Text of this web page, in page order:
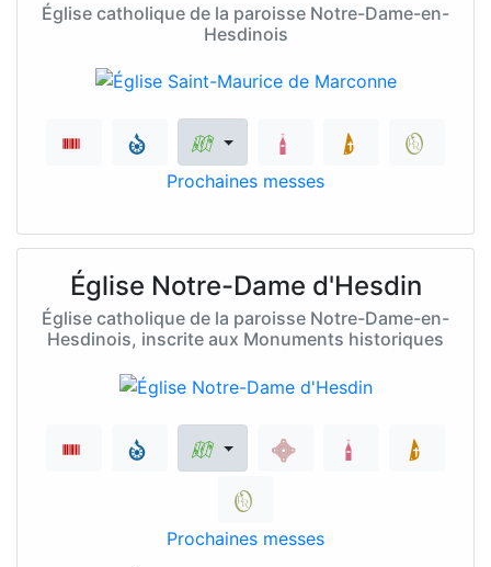
Église catholique de la paroisse Notre-Dame-en-
Hesdinois
Prochaines messes
Église Notre-Dame d'Hesdin
Église catholique de la paroisse Notre-Dame-en-
Hesdinois, inscrite aux Monuments historiques
Prochaines messes